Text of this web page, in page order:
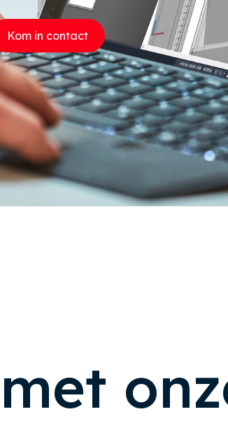
Kom in contact
met